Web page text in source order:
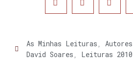
As Minhas Leituras
David Soares
Leituras 2010